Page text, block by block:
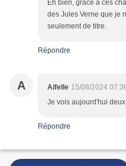
Eh bien, grâce à ces
des Jules Verne que je
seulement de titre.
Répondre
A Aifelle 15/08/2024
Je vois aujourd'hui
Répondre